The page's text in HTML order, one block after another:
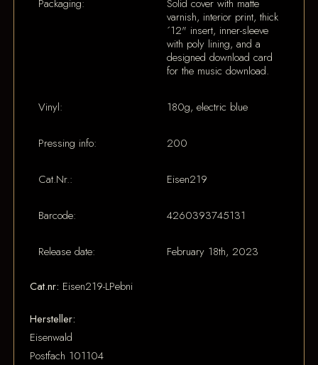
Packaging:
Solid cover with matte
varnish, interior print, thick
´12" insert, inner-sleeve
with poly lining, and a
designed download card
for the music download.
Vinyl: 180g, electric blue
Pressing info: 200
Cat.Nr.: Eisen219
Barcode: 4260393745131
Release date: February 18th, 2023
Cat.nr: Eisen219-LPebni
Hersteller:
Eisenwald
Postfach 101104